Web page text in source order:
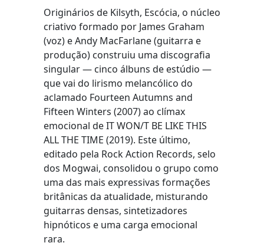
Originários de Kilsyth, Escócia, o núcleo
criativo formado por James Graham
(voz) e Andy MacFarlane (guitarra e
produção) construiu uma discografia
singular — cinco álbuns de estúdio —
que vai do lirismo melancólico do
aclamado Fourteen Autumns and
Fifteen Winters (2007) ao clímax
emocional de IT WON/T BE LIKE THIS
ALL THE TIME (2019). Este último,
editado pela Rock Action Records, selo
dos Mogwai, consolidou o grupo como
uma das mais expressivas formações
britânicas da atualidade, misturando
guitarras densas, sintetizadores
hipnóticos e uma carga emocional
rara.